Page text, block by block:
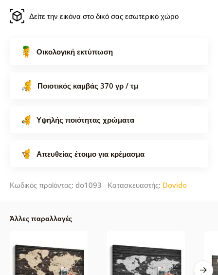
Δείτε την εικόνα στο δικό σας εσωτερικό χώρο
Οικολογική εκτύπωση
Ποιοτικός καμβάς 370 γρ / τμ
Υψηλής ποιότητας χρώματα
Απευθείας έτοιμο για κρέμασμα
Κωδικός προϊόντος: do1093 Κατασκευαστής: Dovido
Άλλες παραλλαγές